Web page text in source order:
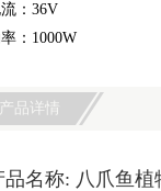
：36V
：1000W
产品详情
品名称: 八爪鱼植